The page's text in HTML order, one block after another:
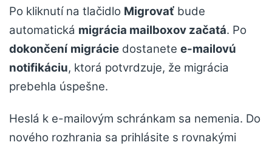
Po kliknutí na tlačidlo Migrovať bude
automatická migrácia mailboxov začatá. Po
dokončení migrácie dostanete e-mailovú
notifikáciu, ktorá potvrdzuje, že migrácia
prebehla úspešne.
Heslá k e-mailovým schránkam sa nemenia. Do
nového rozhrania sa prihlásite s rovnakými